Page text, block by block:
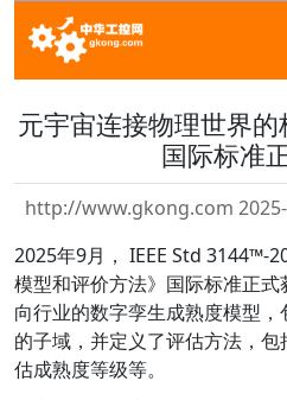
元宇宙连接物理世界
国际标准
http://www.gkong.com
2025年9月， IEEE Std 3144™-
模型和评价方法》国际标准正
向行业的数字孪生成熟度模型
的子域，并定义了评估方法，
估成熟度等级等。